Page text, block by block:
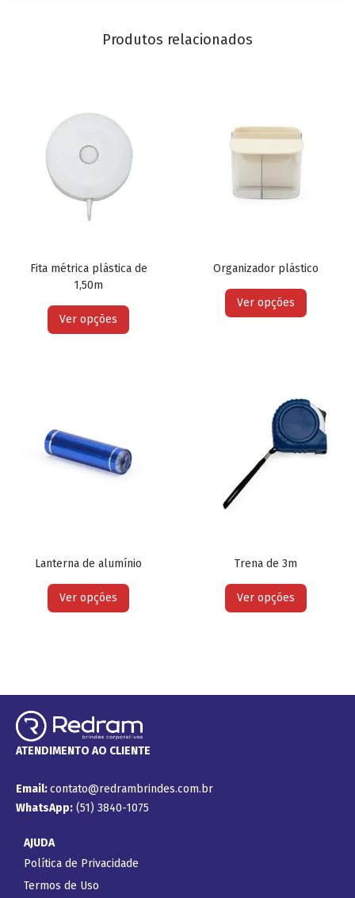
Produtos relacionados
Fita métrica plástica de
1,50m
Ver opções
Organizador plástico
Ver opções
Lanterna de alumínio
Ver opções
Trena de 3m
Ver opções
ATENDIMENTO AO CLIENTE
Email:contato@redrambrindes.com.br
WhatsApp: (51) 3840-1075
AJUDA
Política de Privacidade
Termos de Uso